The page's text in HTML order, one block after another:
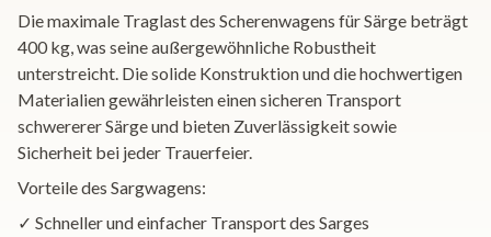
Die maximale Traglast des Scherenwagens für Särge beträgt
400 kg, was seine außergewöhnliche Robustheit
unterstreicht. Die solide Konstruktion und die hochwertigen
Materialien gewährleisten einen sicheren Transport
schwererer Särge und bieten Zuverlässigkeit sowie
Sicherheit bei jeder Trauerfeier.
Vorteile des Sargwagens:
✓ Schneller und einfacher Transport des Sarges